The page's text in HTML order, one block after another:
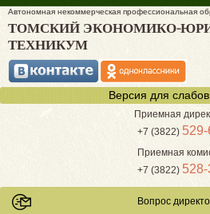
Автономная некоммерческая профессиональная
ТОМСКИЙ ЭКОНОМИКО-
ТЕХНИКУМ
Версия для
Приемная
+7 (3822)
Приемная
+7 (3822)
Вопрос